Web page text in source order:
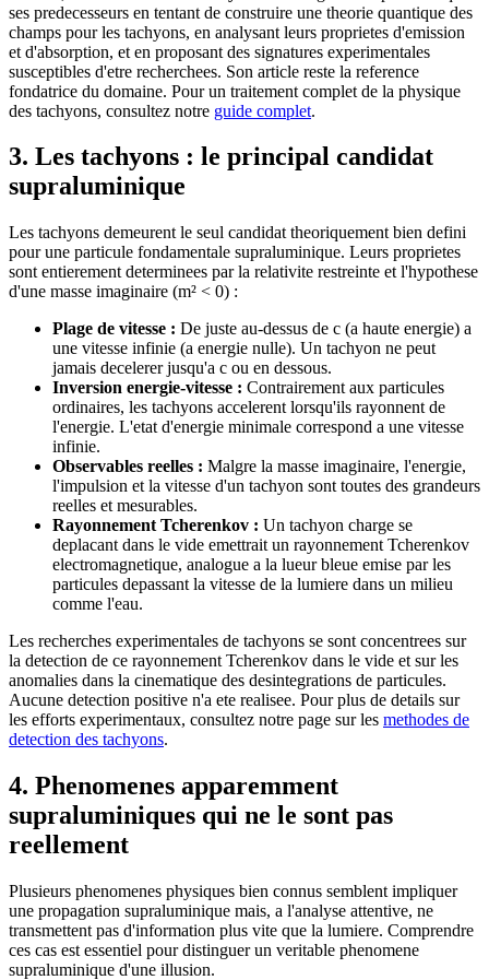
ses predecesseurs en tentant de construire une theorie quantique des
champs pour les tachyons, en analysant leurs proprietes d'emission
et d'absorption, et en proposant des signatures experimentales
susceptibles d'etre recherchees. Son article reste la reference
fondatrice du domaine. Pour un traitement complet de la physique
des tachyons, consultez notre guide complet.
3. Les tachyons : le principal candidat
supraluminique
Les tachyons demeurent le seul candidat theoriquement bien defini
pour une particule fondamentale supraluminique. Leurs proprietes
sont entierement determinees par la relativite restreinte et l'hypothese
d'une masse imaginaire (m² < 0) :
Plage de vitesse : De juste au-dessus de c (a haute energie) a
une vitesse infinie (a energie nulle). Un tachyon ne peut
jamais decelerer jusqu'a c ou en dessous.
Inversion energie-vitesse : Contrairement aux particules
ordinaires, les tachyons accelerent lorsqu'ils rayonnent de
l'energie. L'etat d'energie minimale correspond a une vitesse
infinie.
Observables reelles : Malgre la masse imaginaire, l'energie,
l'impulsion et la vitesse d'un tachyon sont toutes des grandeurs
reelles et mesurables.
Rayonnement Tcherenkov : Un tachyon charge se
deplacant dans le vide emettrait un rayonnement Tcherenkov
electromagnetique, analogue a la lueur bleue emise par les
particules depassant la vitesse de la lumiere dans un milieu
comme l'eau.
Les recherches experimentales de tachyons se sont concentrees sur
la detection de ce rayonnement Tcherenkov dans le vide et sur les
anomalies dans la cinematique des desintegrations de particules.
Aucune detection positive n'a ete realisee. Pour plus de details sur
les efforts experimentaux, consultez notre page sur les methodes de
detection des tachyons.
4. Phenomenes apparemment
supraluminiques qui ne le sont pas
reellement
Plusieurs phenomenes physiques bien connus semblent impliquer
une propagation supraluminique mais, a l'analyse attentive, ne
transmettent pas d'information plus vite que la lumiere. Comprendre
ces cas est essentiel pour distinguer un veritable phenomene
supraluminique d'une illusion.